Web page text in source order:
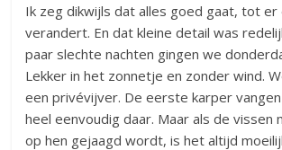
Ik zeg dikwijls dat alles goed gaat, tot er
verandert. En dat kleine detail was
paar slechte nachten gingen we
Lekker in het zonnetje en zonder wind.
een privévijver. De eerste karper
heel eenvoudig daar. Maar als de vissen
op hen gejaagd wordt, is het altijd